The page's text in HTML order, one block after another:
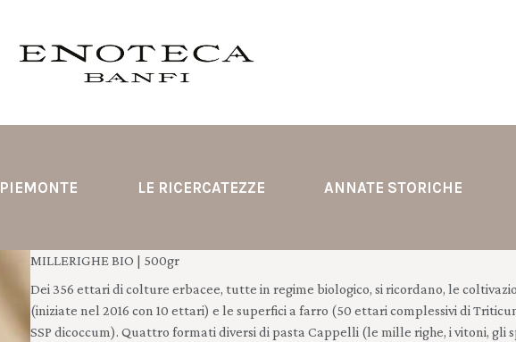
PIEMONTE LE RICERCATEZZE ANNATE STORICHE
MILLERIGHE BIO | 500gr
Dei 356 ettari di colture erbacee, tutte in regime biologico, si ricordano, le
(iniziate nel 2016 con 10 ettari) e le superfici a farro (50 ettari complessivi di
SSP dicoccum). Quattro formati diversi di pasta Cappelli (le mille righe, i vitoni, gli